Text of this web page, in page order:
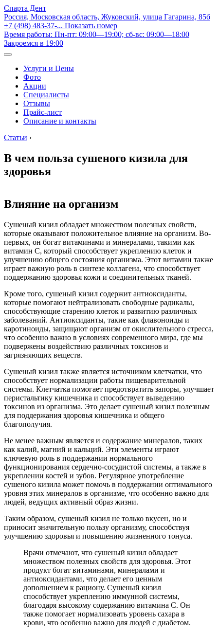
Спарта Дент
Россия, Московская область, Жуковский, улица Гагарина, 85б
+7 (498) 483-37-... Показать номер
Время работы: Пн-пт: 09:00—19:00; сб-вс: 09:00—18:00
Закроемся в 19:00
Услуги и Цены
Фото
Акции
Специалисты
Отзывы
Прайс-лист
Описание и контакты
Статьи ›
В чем польза сушеного кизила для
здоровья
Влияние на организм
Сушеный кизил обладает множеством полезных свойств,
которые оказывают положительное влияние на организм. Во-
первых, он богат витаминами и минералами, такими как
витамин C, который способствует укреплению клеток и
улучшению общего состояния организма. Этот витамин также
играет важную роль в синтезе коллагена, что способствует
поддержанию здоровья кожи и соединительных тканей.
Кроме того, сушеный кизил содержит антиоксиданты,
которые помогают нейтрализовать свободные радикалы,
способствующие старению клеток и развитию различных
заболеваний. Антиоксиданты, такие как флавоноиды и
каротиноиды, защищают организм от окислительного стресса,
что особенно важно в условиях современного мира, где мы
подвержены воздействию различных токсинов и
загрязняющих веществ.
Сушеный кизил также является источником клетчатки, что
способствует нормализации работы пищеварительной
системы. Клетчатка помогает предотвратить запоры, улучшает
перистальтику кишечника и способствует выведению
токсинов из организма. Это делает сушеный кизил полезным
для поддержания здоровья кишечника и общего
благополучия.
Не менее важным является и содержание минералов, таких
как калий, магний и кальций. Эти элементы играют
ключевую роль в поддержании нормального
функционирования сердечно-сосудистой системы, а также в
укреплении костей и зубов. Регулярное употребление
сушеного кизила может помочь в поддержании оптимального
уровня этих минералов в организме, что особенно важно для
людей, ведущих активный образ жизни.
Таким образом, сушеный кизил не только вкусен, но и
приносит значительную пользу организму, способствуя
улучшению здоровья и повышению жизненного тонуса.
Врачи отмечают, что сушеный кизил обладает
множеством полезных свойств для здоровья. Этот
продукт богат витаминами, минералами и
антиоксидантами, что делает его ценным
дополнением к рациону. Сушеный кизил
способствует укреплению иммунной системы,
благодаря высокому содержанию витамина C. Он
также помогает нормализовать уровень сахара в
крови, что особенно важно для людей с диабетом.